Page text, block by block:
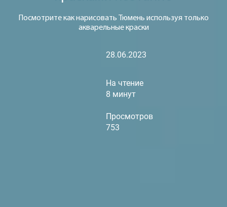
Посмотрите как нарисовать Тюмень используя только
акварельные краски
28.06.2023
На чтение
8 минут
Просмотров
753